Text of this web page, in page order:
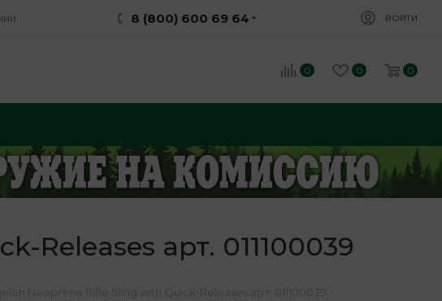
8 (800) 600 69 64 ВОЙТИ
0 0 0
Releases арт. 011100039